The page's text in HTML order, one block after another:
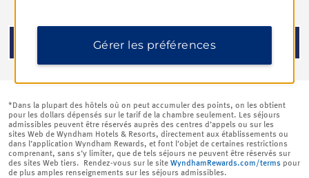
LIRE LA FAQ
*Dans la plupart des hôtels où on peut accumuler des points, on les obtient
pour les dollars dépensés sur le tarif de la chambre seulement. Les séjours
admissibles peuvent être réservés auprès des centres d’appels ou sur les
sites Web de Wyndham Hotels & Resorts, directement aux établissements ou
dans l’application Wyndham Rewards, et font l’objet de certaines restrictions
comprenant, sans s’y limiter, que de tels séjours ne peuvent être réservés sur
des sites Web tiers. Rendez-vous sur le site WyndhamRewards.com/terms pour
de plus amples renseignements sur les séjours admissibles.
Gérer les préférences